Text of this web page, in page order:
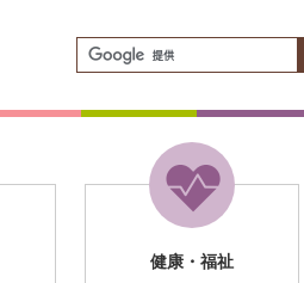
健康・福祉